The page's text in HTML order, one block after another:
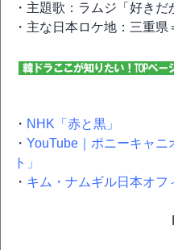
・主題歌：ラムジ「好きだ
・主な日本ロケ地：三重県
・ NHK「赤と黒」
・ YouTube｜ポニーキャニ
ト」
・ キム・ナムギル日本オフ